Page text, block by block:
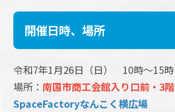
開催日時、場所
令和7年1月26日（日） 10時～15時
場所：南国市商工会館入り口前・3階
SpaceFactoryなんこく横広場